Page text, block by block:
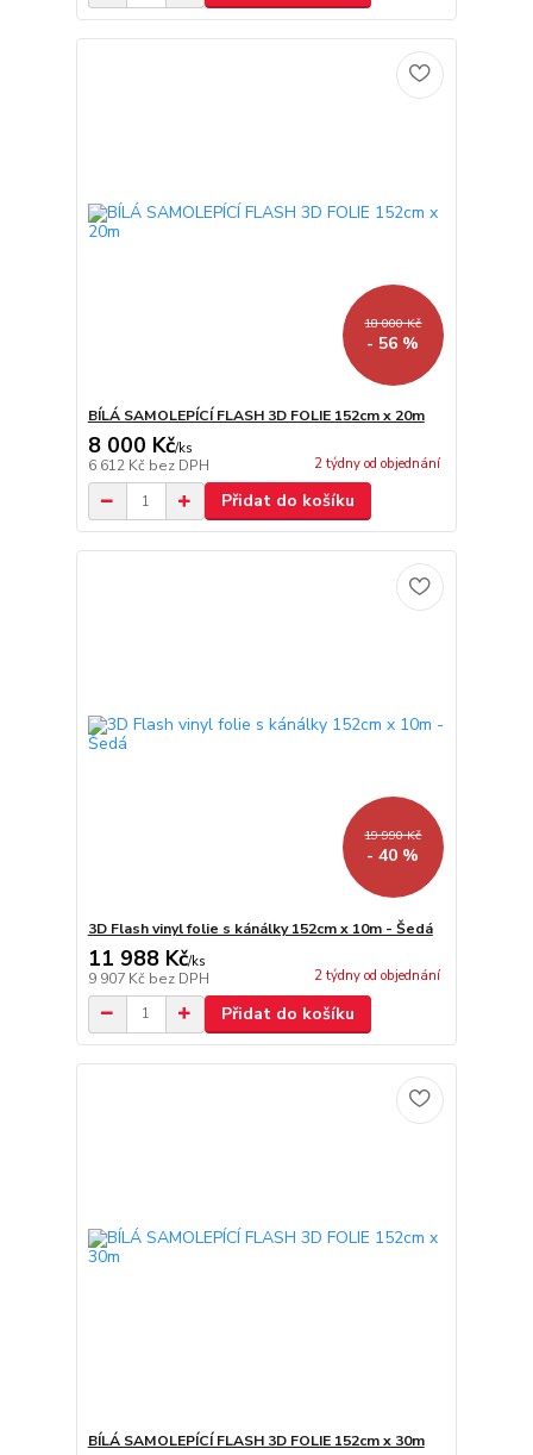
18 000 Kč
- 56 %
BÍLÁ SAMOLEPÍCÍ FLASH 3D FOLIE 152cm x 20m
8 000 Kč/ks
6 612 Kč bez DPH 2 týdny od objednání
Přidat do košíku
19 990 Kč
- 40 %
3D Flash vinyl folie s kánálky 152cm x 10m - Šedá
11 988 Kč/ks
9 907 Kč bez DPH 2 týdny od objednání
Přidat do košíku
BÍLÁ SAMOLEPÍCÍ FLASH 3D FOLIE 152cm x 30m